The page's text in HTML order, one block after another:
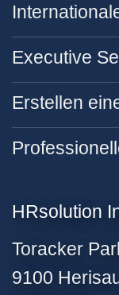
Executive
Erstellen
HRsolution
Toracker
9100